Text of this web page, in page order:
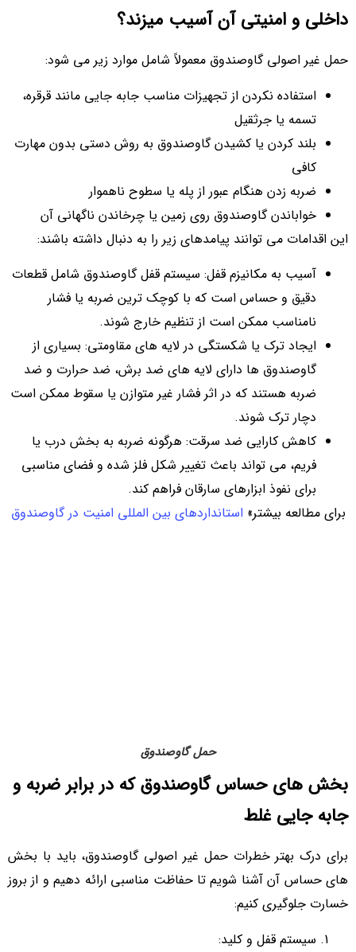
داخلی و امنیتی آن آسیب میزند؟
حمل غیر اصولی گاوصندوق معمولاً شامل موارد زیر می شود:
استفاده نکردن از تجهیزات مناسب جابه جایی مانند قرقره،
تسمه یا جرثقیل
بلند کردن یا کشیدن گاوصندوق به روش دستی بدون مهارت
کافی
ضربه زدن هنگام عبور از پله یا سطوح ناهموار
خواباندن گاوصندوق روی زمین یا چرخاندن ناگهانی آن
این اقدامات می توانند پیامدهای زیر را به دنبال داشته باشند:
آسیب به مکانیزم قفل: سیستم قفل گاوصندوق شامل قطعات
دقیق و حساس است که با کوچک ترین ضربه یا فشار
نامناسب ممکن است از تنظیم خارج شوند.
ایجاد ترک یا شکستگی در لایه های مقاومتی: بسیاری از
گاوصندوق ها دارای لایه های ضد برش، ضد حرارت و ضد
ضربه هستند که در اثر فشار غیر متوازن یا سقوط ممکن است
دچار ترک شوند.
کاهش کارایی ضد سرقت: هرگونه ضربه به بخش درب یا
فریم، می تواند باعث تغییر شکل فلز شده و فضای مناسبی
برای نفوذ ابزارهای سارقان فراهم کند.
برای مطالعه بیشتر» استانداردهای بین‌ المللی امنیت در گاوصندوق
حمل گاوصندوق
بخش های حساس گاوصندوق که در برابر ضربه و
جابه جایی غلط
برای درک بهتر خطرات حمل غیر اصولی گاوصندوق، باید با بخش
های حساس آن آشنا شویم تا حفاظت مناسبی ارائه دهیم و از بروز
خسارت جلوگیری کنیم:
سیستم قفل و کلید: